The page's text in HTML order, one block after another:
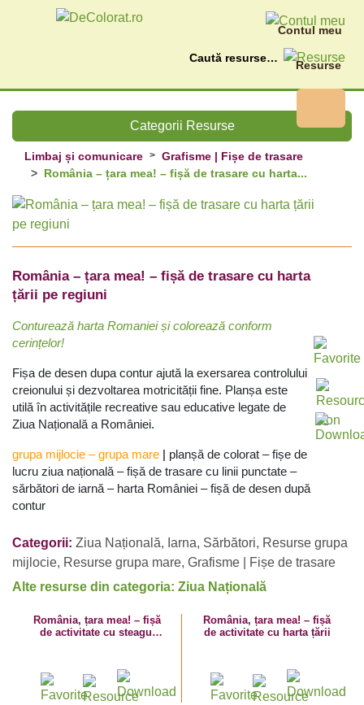
Contul meu
Resurse
Caută
Categorii Resurse
Limbaj și comunicare
Grafisme | Fișe de trasare
România – țara mea! – fișă de trasare cu harta...
România – țara mea! – fișă de trasare cu harta
țării pe regiuni
Conturează harta Romaniei și colorează conform
cerințelor!
Fișa de desen dupa contur ajută la exersarea controlului
creionului și dezvoltarea motricității fine. Planșa este
utilă în activitățile recreative sau educative legate de
Ziua Națională a României.
grupa mijlocie – grupa mare | planșă de colorat – fișe de
lucru ziua națională – fișă de trasare cu linii punctate –
sărbători de iarnă – harta României – fișă de desen după
contur
Categorii: Ziua Națională, Iarna, Sărbători, Resurse grupa
mijlocie, Resurse grupa mare, Grafisme | Fișe de trasare
Alte resurse din categoria: Ziua Națională
România, țara mea! – fișă
de activitate cu steagul
România, țara mea! – fișă
de activitate cu harta țării